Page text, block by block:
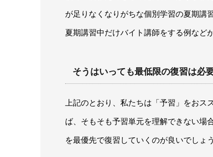
が足りなくなりがちな個別学習の夏期講
夏期講習中だけバイト講師をする例など
そうはいっても最低限の復習は必
上記のとおり、私たちは「予習」をお
ば、そもそも予習単元を理解できない場
を最優先で復習していくのが良いでしょう